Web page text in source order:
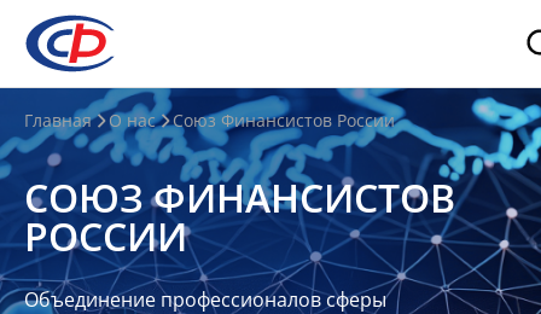
О
нас
О
СФР
Совет
Союза
Главная О нас Союз Финансистов России
СОЮЗ ФИНАНСИСТОВ
РОССИИ
Объединение профессионалов сферы